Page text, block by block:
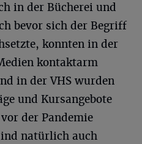
in der Bücherei und
bevor sich der Begriff
konnten in der
kontaktarm
in der VHS wurden
und Kursangebote
der Pandemie
natürlich auch